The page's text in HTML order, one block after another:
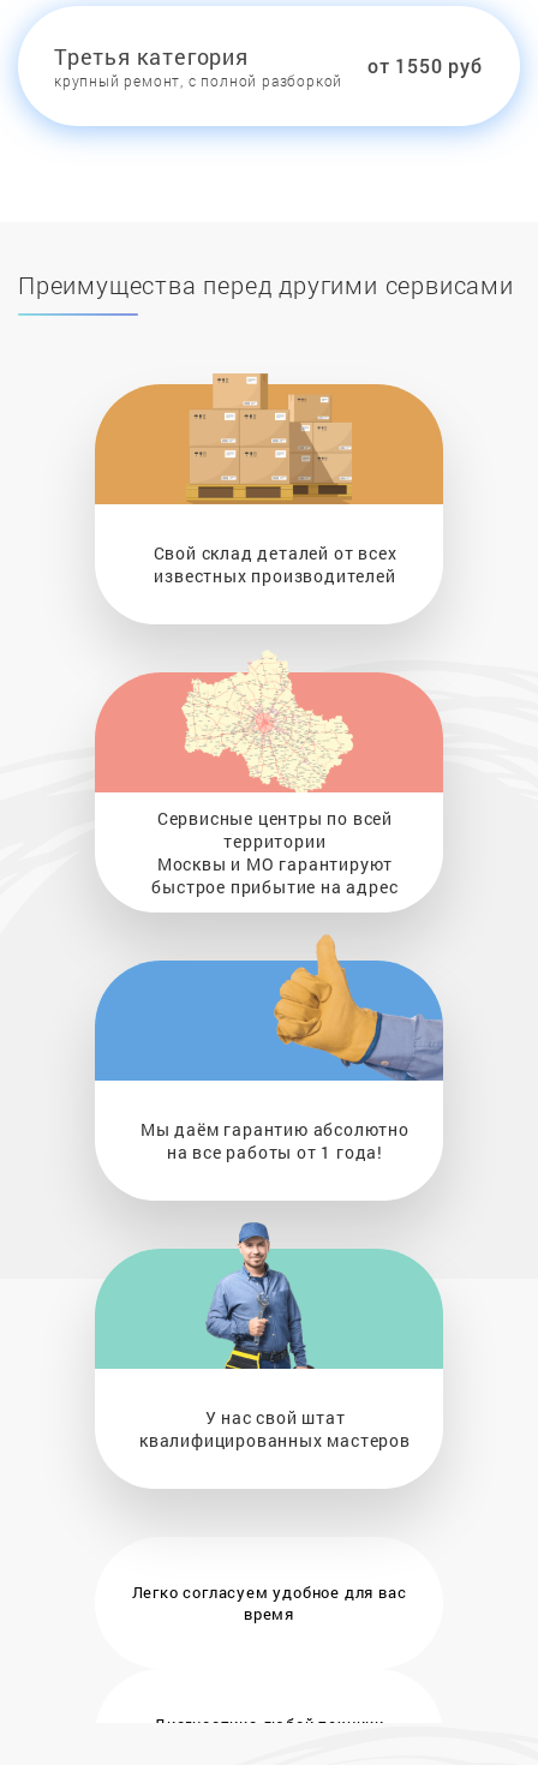
Третья категория
крупный ремонт, с полной разборкой
от 1550 руб
Преимущества перед другими сервисами
Свой склад деталей от всех
известных производителей
Сервисные центры по всей
территории
Москвы и МО гарантируют
быстрое прибытие на адрес
Мы даём гарантию абсолютно
на все работы от 1 года!
У нас свой штат
квалифицированных мастеров
Легко согласуем удобное для вас
время
Диагностика любой техники